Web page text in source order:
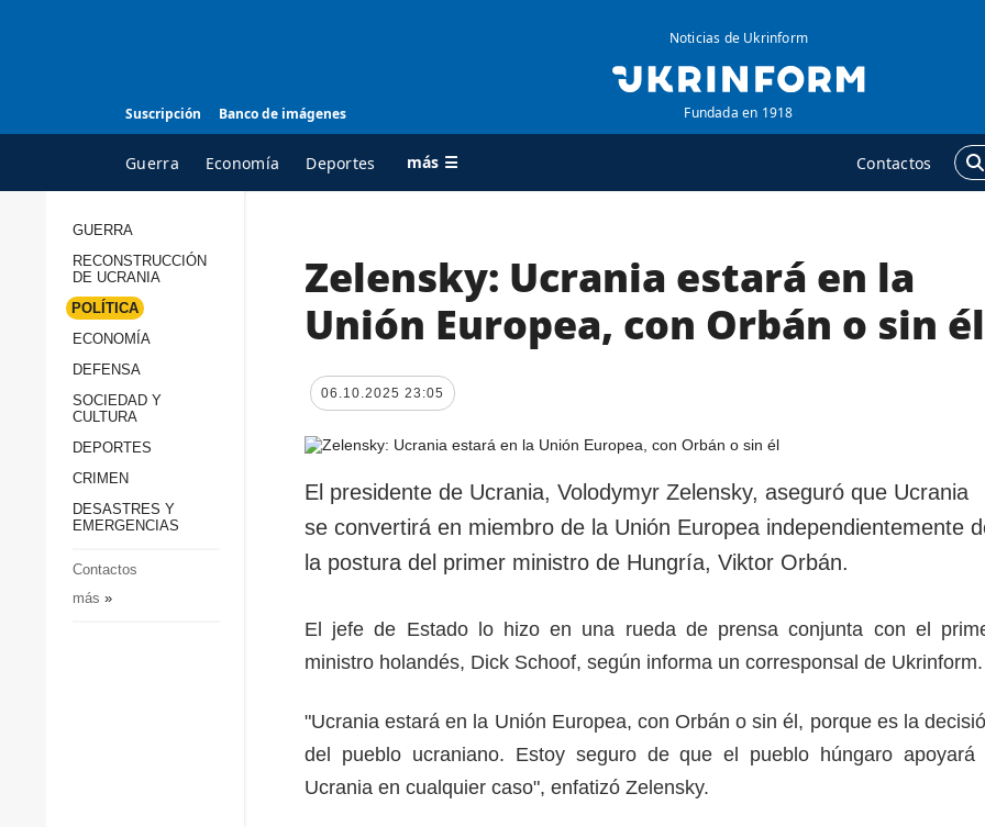
Suscripción Banco de imágenes
Noticias de Ukrinform
Fundada en 1918
Guerra Economía Deportes más ☰ Contactos
TODAS LAS
Sociedad y Cultura
Desastres y emergencias
AGENCIA
contacto
servicios
protección de datos
personales
ADICIONAL
Podcasts
Publicaciones
Releases
GUERRA
RECONSTRUCCIÓN
DE UCRANIA
POLÍTICA
ECONOMÍA
DEFENSA
SOCIEDAD Y
CULTURA
DEPORTES
CRIMEN
DESASTRES Y
EMERGENCIAS
Contactos
más »
Zelensky: Ucrania estará en la
Unión Europea, con Orbán o sin él
06.10.2025 23:05
El presidente de Ucrania, Volodymyr Zelensky, aseguró que Ucrania
se convertirá en miembro de la Unión Europea independientemente
la postura del primer ministro de Hungría, Viktor Orbán.
El jefe de Estado lo hizo en una rueda de prensa conjunta con el
ministro holandés, Dick Schoof, según informa un corresponsal de Ukrinform.
"Ucrania estará en la Unión Europea, con Orbán o sin él, porque es la
del pueblo ucraniano. Estoy seguro de que el pueblo húngaro apoyará
Ucrania en cualquier caso", enfatizó Zelensky.